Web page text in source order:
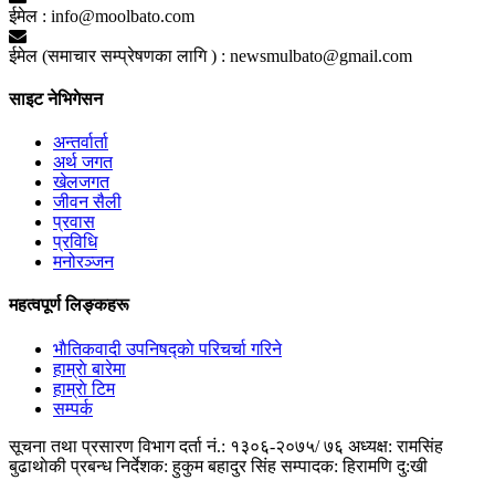
ईमेल : info@moolbato.com
ईमेल (समाचार सम्प्रेषणका लागि ) : newsmulbato@gmail.com
साइट नेभिगेसन
अन्तर्वार्ता
अर्थ जगत
खेलजगत
जीवन सैली
प्रवास
प्रविधि
मनोरञ्जन
महत्वपूर्ण लिङ्कहरू
भाैतिकवादी उपनिषद्काे परिचर्चा गरिने
हाम्राे बारेमा
हाम्राे टिम
सम्पर्क
सूचना तथा प्रसारण विभाग दर्ता नं.: १३०६-२०७५/ ७६ अध्यक्ष: रामसिंह
बुढाथाेकी प्रबन्ध निर्देशक: हुकुम बहादुर सिंह सम्पादक: हिरामणि दु:खी